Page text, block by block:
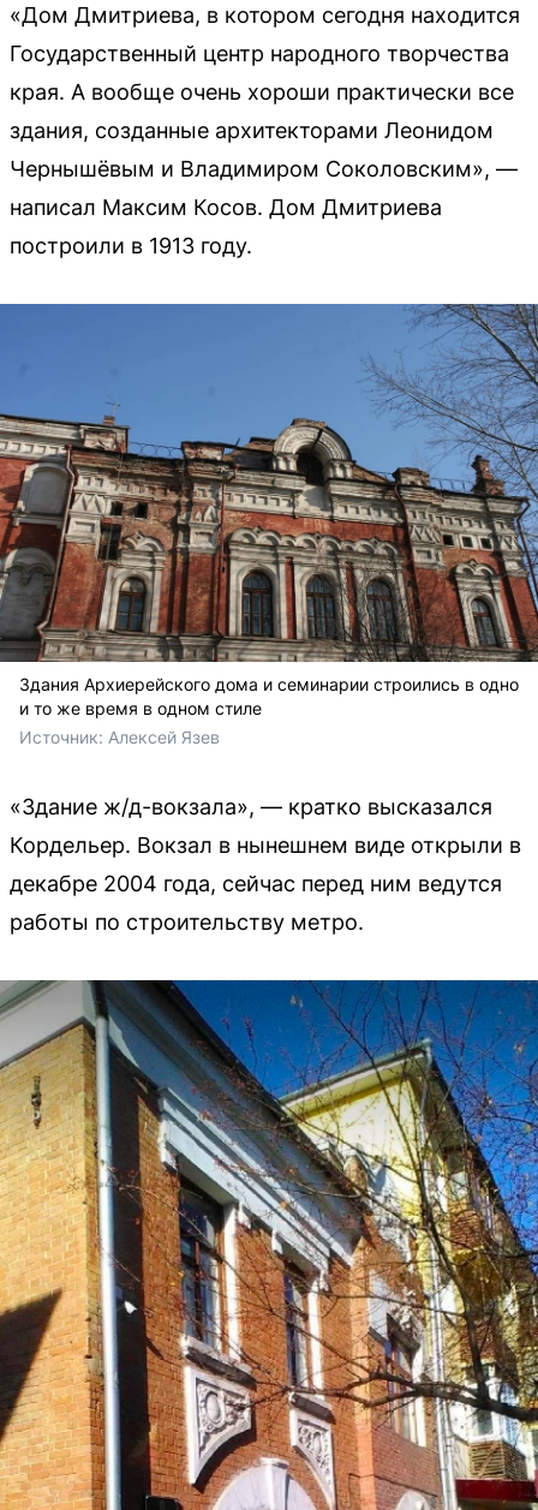
«Дом Дмитриева, в котором сегодня находится
Государственный центр народного творчества
края. А вообще очень хороши практически все
здания, созданные архитекторами Леонидом
Чернышёвым и Владимиром Соколовским», —
написал Максим Косов. Дом Дмитриева
построили в 1913 году.
Здания Архиерейского дома и семинарии строились в одно
и то же время в одном стиле
Источник: Алексей Язев
«Здание ж/д-вокзала», — кратко высказался
Кордельер. Вокзал в нынешнем виде открыли в
декабре 2004 года, сейчас перед ним ведутся
работы по строительству метро.